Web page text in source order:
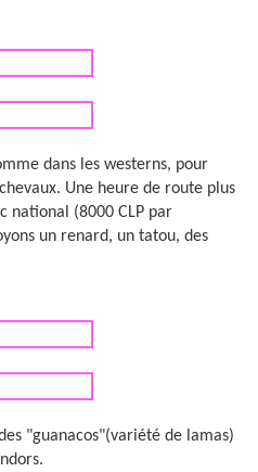
dans les westerns, pour
Une heure de route plus
national (8000 CLP par
un renard, un tatou, des
"guanacos"(variété de lamas)